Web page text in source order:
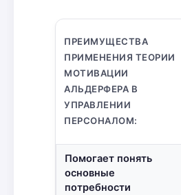
ПРЕИМУЩЕСТВА
ПРИМЕНЕНИЯ ТЕОРИИ
МОТИВАЦИИ
АЛЬДЕРФЕРА В
УПРАВЛЕНИИ
ПЕРСОНАЛОМ:
Помогает понять
основные
потребности